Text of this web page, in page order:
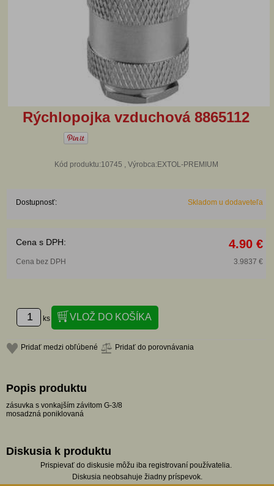
Rýchlopojka vzduchová 8865112
Kód produktu:10745 , Výrobca:EXTOL-PREMIUM
Dostupnosť: Skladom u dodaveteľa
Cena s DPH: 4.90 €
Cena bez DPH 3.9837 €
ks
Pridať medzi obľúbené Pridať do porovnávania
Popis produktu
zásuvka s vonkajším závitom G-3/8
mosadzná poniklovaná
Diskusia k produktu
Prispievať do diskusie môžu iba registrovaní používatelia.
Diskusia neobsahuje žiadny príspevok.